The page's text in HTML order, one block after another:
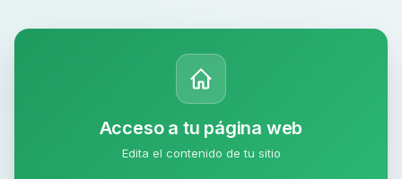
Acceso a tu página web
Edita el contenido de tu sitio